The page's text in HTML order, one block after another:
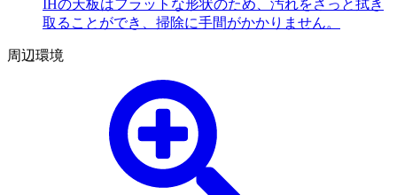
IHの天板はフラットな形状のため、汚れをさっと拭き
取ることができ、掃除に手間がかかりません。
周辺環境